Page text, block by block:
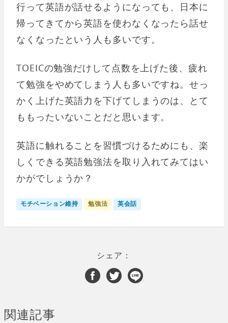
行って英語が話せるようになっても、日本に
帰ってきてから英語を使わなくなったら話せ
なくなったという人も多いです。
TOEICの勉強だけして点数を上げた後、疲れ
て勉強をやめてしまう人も多いですね。せっ
かく上げた英語力を下げてしまうのは、とて
ももったいないことだと思います。
英語に触れることを習慣づけるためにも、楽
しくできる英語勉強法を取り入れてみてはい
かがでしょうか？
モチベーション維持 勉強法 英会話
シェア：
関連記事